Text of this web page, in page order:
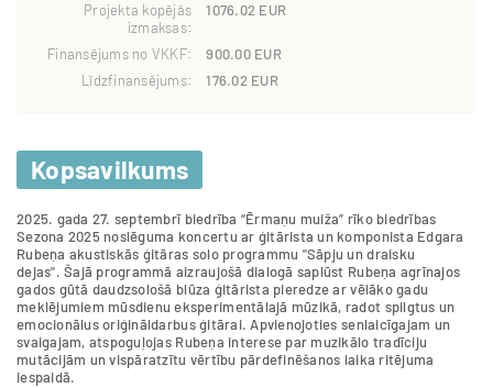
Projekta kopējās
izmaksas:
1076.02 EUR
Finansējums no VKKF:
900.00 EUR
Līdzfinansējums:
176.02 EUR
Kopsavilkums
2025. gada 27. septembrī biedrība “Ērmaņu muiža” rīko biedrības
Sezona 2025 noslēguma koncertu ar ģitārista un komponista Edgara
Rubeņa akustiskās ģitāras solo programmu "Sāpju un draisku
dejas". Šajā programmā aizraujošā dialogā saplūst Rubeņa agrīnajos
gados gūtā daudzsološā blūza ģitārista pieredze ar vēlāko gadu
meklējumiem mūsdienu eksperimentālajā mūzikā, radot spilgtus un
emocionālus oriģināldarbus ģitārai. Apvienojoties senlaicīgajam un
svaigajam, atspoguļojas Rubeņa interese par muzikālo tradīciju
mutācijām un vispāratzītu vērtību pārdefinēšanos laika ritējuma
iespaidā.